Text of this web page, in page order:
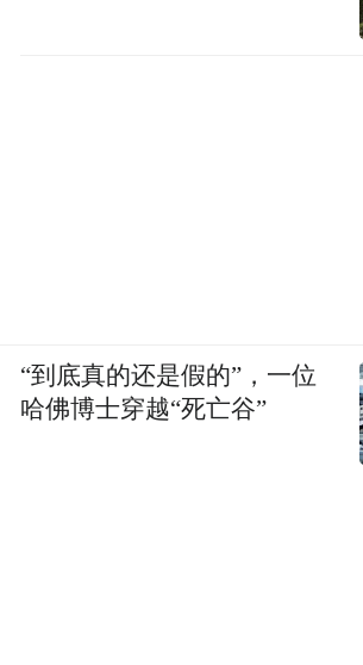
“到底真的还是假的”，一位
哈佛博士穿越“死亡谷”